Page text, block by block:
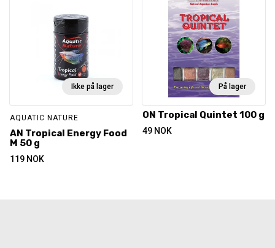
Ikke på lager
AQUATIC NATURE
AN Tropical Energy Food
M 50 g
119 NOK
På lager
ON Tropical Quintet 100 g
49 NOK